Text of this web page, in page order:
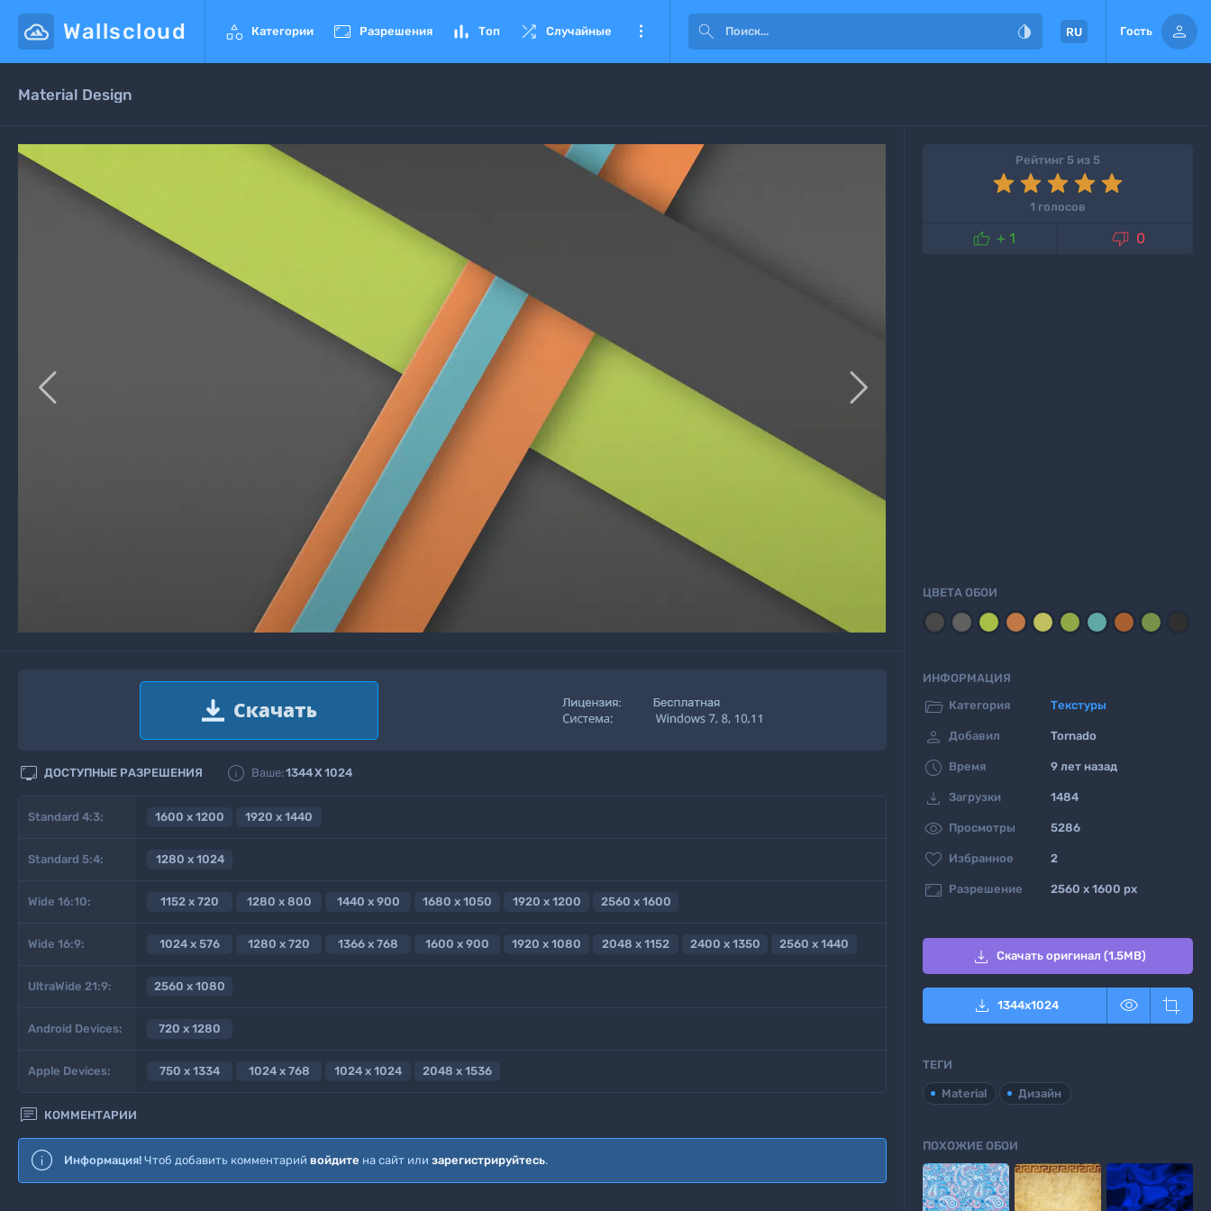
Wallscloud  Категории  Разрешения  Топ  Случайные    RU Гость 
Material Design
 
 ДОСТУПНЫЕ РАЗРЕШЕНИЯ  Ваше:1344X 1024
Standard 4:3: 1600 x 1200 1920 x 1440
Standard 5:4: 1280 x 1024
Wide 16:10: 1152 x 720 1280 x 800 1440 x 900 1680 x 1050 1920 x 1200 2560 x 1600
Wide 16:9: 1024 x 576 1280 x 720 1366 x 768 1600 x 900 1920 x 1080 2048 x 1152 2400 x 1350 2560 x 1440
UltraWide 21:9: 2560 x 1080
Android Devices: 720 x 1280
Apple Devices: 750 x 1334 1024 x 768 1024 x 1024 2048 x 1536
 КОММЕНТАРИИ
Информация! Чтоб добавить комментарий войдите на сайт или зарегистрируйтесь.
Рейтинг 5 из 5
1 голосов
 + 1  0
ЦВЕТА ОБОИ
ИНФОРМАЦИЯ
 Категория Текстуры
 Добавил Tornado
 Время 9 лет назад
 Загрузки 1484
 Просмотры 5286
 Избранное 2
 Разрешение 2560 x 1600 px
 Скачать оригинал (1.5MB)
 1344x1024  
ТЕГИ
Material Дизайн
ПОХОЖИЕ ОБОИ